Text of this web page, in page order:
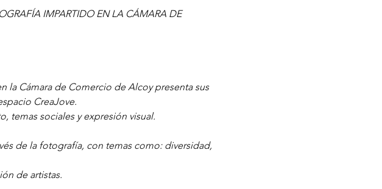
IMPARTIDO EN LA CÁMARA DE
la Cámara de Comercio de Alcoy presenta sus
CreaJove.
temas sociales y expresión visual.
de la fotografía, con temas como: diversidad,
de artistas.